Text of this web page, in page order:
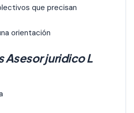
que precisan
orientación
Asesor juridico L